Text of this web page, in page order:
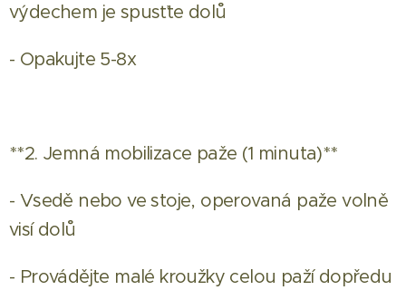
výdechem je spusťte dolů
- Opakujte 5-8x
**2. Jemná mobilizace paže (1 minuta)**
- Vsedě nebo ve stoje, operovaná paže volně
visí dolů
- Provádějte malé kroužky celou paží dopředu